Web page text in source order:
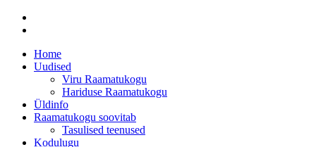
Home
Uudised
Viru Raamatukogu
Hariduse Raamatukogu
Üldinfo
Raamatukogu soovitab
Tasulised teenused
Kodulugu